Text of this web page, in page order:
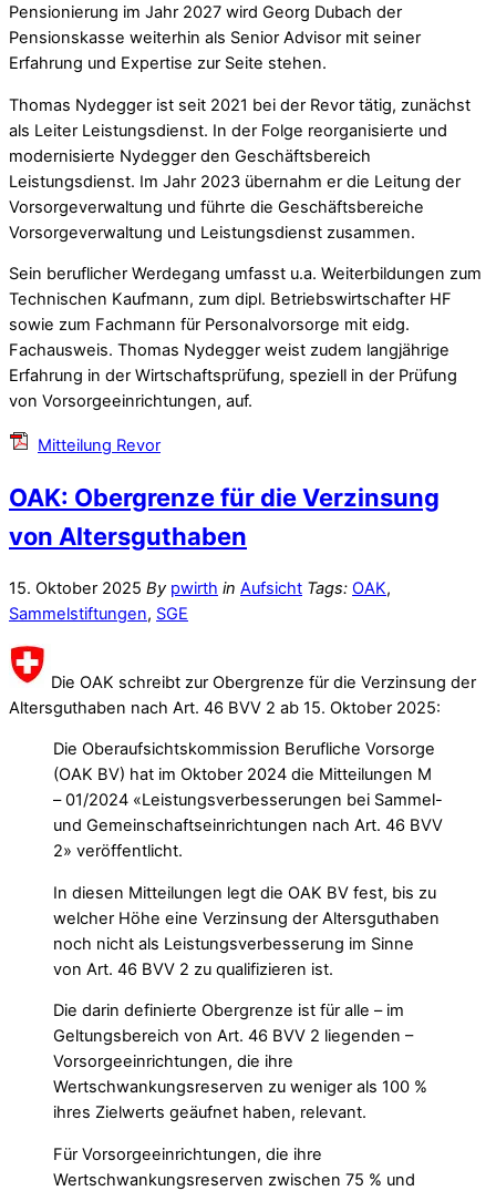
Pensionierung im Jahr 2027 wird Georg Dubach der
Pensionskasse weiterhin als Senior Advisor mit seiner
Erfahrung und Expertise zur Seite stehen.
Thomas Nydegger ist seit 2021 bei der Revor tätig, zunächst
als Leiter Leistungsdienst. In der Folge reorganisierte und
modernisierte Nydegger den Geschäftsbereich
Leistungsdienst. Im Jahr 2023 übernahm er die Leitung der
Vorsorgeverwaltung und führte die Geschäftsbereiche
Vorsorgeverwaltung und Leistungsdienst zusammen.
Sein beruflicher Werdegang umfasst u.a. Weiterbildungen zum
Technischen Kaufmann, zum dipl. Betriebswirtschafter HF
sowie zum Fachmann für Personalvorsorge mit eidg.
Fachausweis. Thomas Nydegger weist zudem langjährige
Erfahrung in der Wirtschaftsprüfung, speziell in der Prüfung
von Vorsorgeeinrichtungen, auf.
Mitteilung Revor
OAK: Obergrenze für die Verzinsung
von Altersguthaben
15. Oktober 2025 By pwirth in Aufsicht Tags: OAK,
Sammelstiftungen, SGE
Die OAK schreibt zur Obergrenze für die Verzinsung der
Altersguthaben nach Art. 46 BVV 2 ab 15. Oktober 2025:
Die Oberaufsichtskommission Berufliche Vorsorge
(OAK BV) hat im Oktober 2024 die Mitteilungen M
– 01/2024 «Leistungsverbesserungen bei Sammel-
und Gemeinschaftseinrichtungen nach Art. 46 BVV
2» veröffentlicht.
In diesen Mitteilungen legt die OAK BV fest, bis zu
welcher Höhe eine Verzinsung der Altersguthaben
noch nicht als Leistungsverbesserung im Sinne
von Art. 46 BVV 2 zu qualifizieren ist.
Die darin definierte Obergrenze ist für alle – im
Geltungsbereich von Art. 46 BVV 2 liegenden –
Vorsorgeeinrichtungen, die ihre
Wertschwankungsreserven zu weniger als 100 %
ihres Zielwerts geäufnet haben, relevant.
Für Vorsorgeeinrichtungen, die ihre
Wertschwankungsreserven zwischen 75 % und